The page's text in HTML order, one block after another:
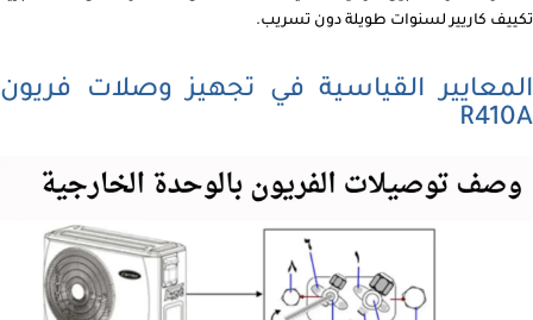
تكييف كاريير لسنوات طويلة دون تسريب.
المعايير القياسية في تجهيز وصلات فريون
R410A